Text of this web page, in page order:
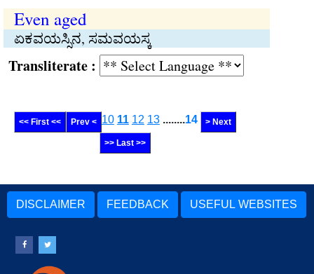
Even aged
ಏಕವಯಸ್ಸಿನ, ಸಮವಯಸ್ಕ
:
<< First << Prev < 10 11 12 13 ........14 > Next
>> Last >>
DISCLAIMER FEEDBACK USEFUL WEBSITES